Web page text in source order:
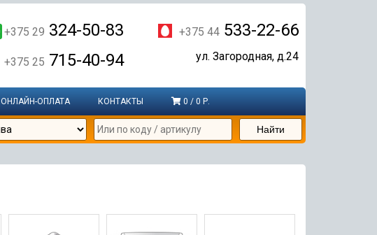
+375 29 324-50-83 +375 44 533-22-66
+375 25 715-40-94 ул. Загородная, д.24
ОНЛАЙН-ОПЛАТА КОНТАКТЫ 0 / 0 Р.
Найти